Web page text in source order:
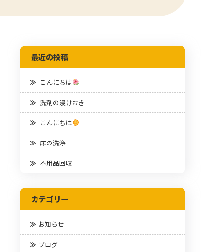
最近の投稿
こんにちは
洗剤の浸けおき
こんにちは
床の洗浄
不用品回収
カテゴリー
お知らせ
ブログ